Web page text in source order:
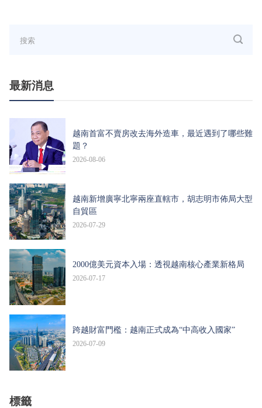
最新消息
越南首富不賣房改去海外造車，最近遇到了哪些難
題？
2026-08-06
越南新增廣寧北寧兩座直轄市，胡志明市佈局大型
自貿區
2026-07-29
2000億美元資本入場：透視越南核心產業新格局
2026-07-17
跨越財富門檻：越南正式成為“中高收入國家”
2026-07-09
標籤